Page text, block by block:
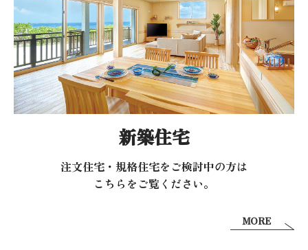
新築住宅
注文住宅・規格住宅をご検討中の方は
こちらをご覧ください。
MORE